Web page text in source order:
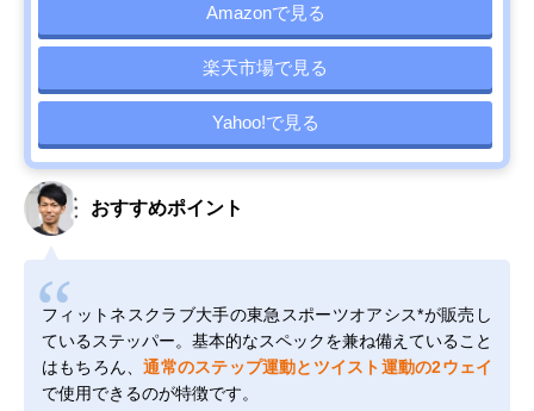
Amazonで見る
楽天市場で見る
Yahoo!で見る
おすすめポイント
フィットネスクラブ大手の東急スポーツオアシス*が販売し
ているステッパー。基本的なスペックを兼ね備えていること
はもちろん、通常のステップ運動とツイスト運動の2ウェイ
で使用できるのが特徴です。